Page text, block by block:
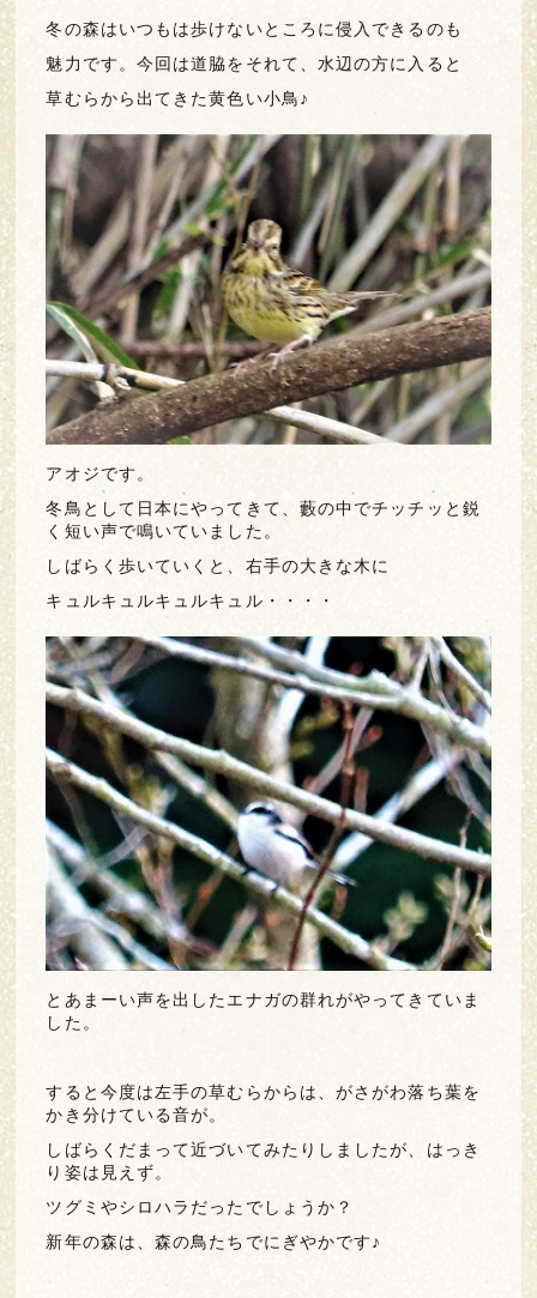
冬の森はいつもは歩けないところに侵入できるのも
魅力です。今回は道脇をそれて、水辺の方に入ると
草むらから出てきた黄色い小鳥♪
アオジです。
冬鳥として日本にやってきて、藪の中でチッチッと鋭
く短い声で鳴いていました。
しばらく歩いていくと、右手の大きな木に
キュルキュルキュルキュル・・・・
とあまーい声を出したエナガの群れがやってきていま
した。
すると今度は左手の草むらからは、がさがわ落ち葉を
かき分けている音が。
しばらくだまって近づいてみたりしましたが、はっき
り姿は見えず。
ツグミやシロハラだったでしょうか？
新年の森は、森の鳥たちでにぎやかです♪